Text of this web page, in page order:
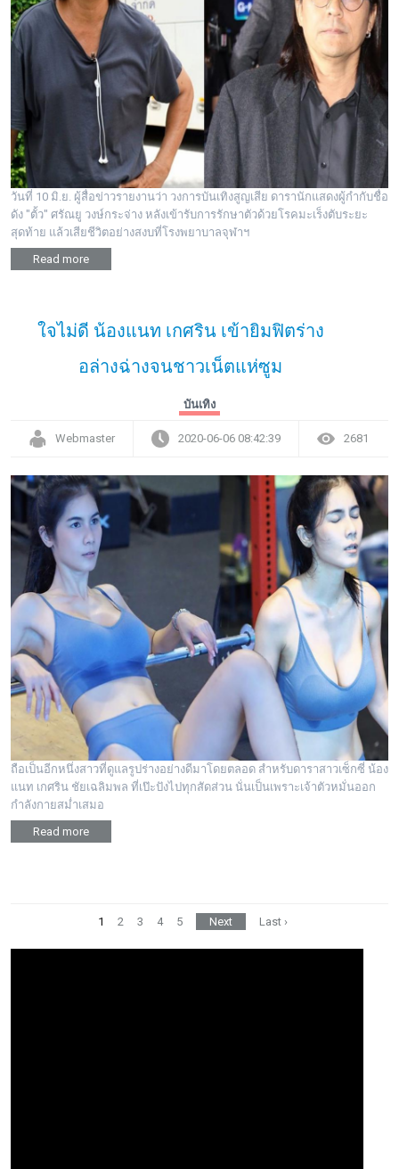
วันที่ 10 มิ.ย. ผู้สื่อข่าวรายงานว่า วงการบันเทิงสูญเสีย ดารานักแสดงผู้กำกับชื่อ
ดัง "ตั้ว" ศรัณยู วงษ์กระจ่าง หลังเข้ารับการรักษาตัวด้วยโรคมะเร็งตับระยะ
สุดท้าย แล้วเสียชีวิตอย่างสงบที่โรงพยาบาลจุฬาฯ
Read more
ใจไม่ดี น้องแนท เกศริน เข้ายิมฟิตร่าง
อล่างฉ่างจนชาวเน็ตแห่ซูม
บันเทิง
Webmaster 2020-06-06 08:42:39 2681
ถือเป็นอีกหนึ่งสาวที่ดูแลรูปร่างอย่างดีมาโดยตลอด สำหรับดาราสาวเซ็กซี่ น้อง
แนท เกศริน ชัยเฉลิมพล ที่เป๊ะปังไปทุกสัดส่วน นั่นเป็นเพราะเจ้าตัวหมั่นออก
กำลังกายสม่ำเสมอ
Read more
1 2 3 4 5 Next Last ›